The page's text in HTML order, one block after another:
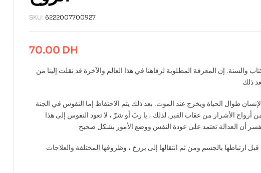
SKU: 6222007700927
70.00 DH
إن المعرفة المطلوبة لرفاهنا في هذا العالم والآخرة قد نقلت إلينا من
طوال الحياة ويخرج عند الموت. بعد ذلك يتم الاحتفاظ إما النفوس في الجنة
الأشرار من عقاب القبر. لذلك ، يا ربّ أو شرّ ، لا تعود النفوس إلى هذا
يفسر أن العدالة تعتمد على عودة النفس ووضع الأمور بشكل صحيح
ارتباطها بالجسم ومن ثم انتقالها إلى برزخ ، وظروفها المختلفة والعلاجات